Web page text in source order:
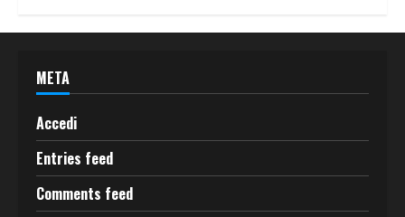
META
Accedi
Entries feed
Comments feed